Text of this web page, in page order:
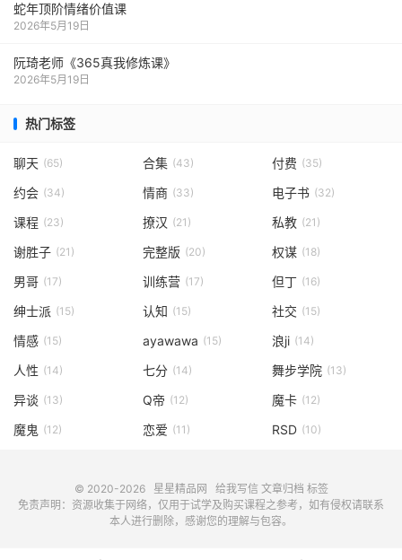
蛇年顶阶情绪价值课
2026年5月19日
阮琦老师《365真我修炼课》
2026年5月19日
热门标签
聊天 (65) 合集 (43) 付费 (35)
约会 (34) 情商 (33) 电子书 (32)
课程 (23) 撩汉 (21) 私教 (21)
谢胜子 (21) 完整版 (20) 权谋 (18)
男哥 (17) 训练营 (17) 但丁 (16)
绅士派 (15) 认知 (15) 社交 (15)
情感 (15) ayawawa (15) 浪ji (14)
人性 (14) 七分 (14) 舞步学院 (13)
异谈 (13) Q帝 (12) 魔卡 (12)
魔鬼 (12) 恋爱 (11) RSD (10)
© 2020-2026 星星精品网 给我写信 文章归档 标签
免责声明：资源收集于网络，仅用于试学及购买课程之参考，如有侵权请联系
本人进行删除，感谢您的理解与包容。